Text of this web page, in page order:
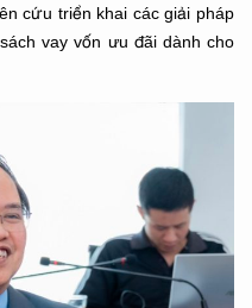
cứu triển khai các giải pháp
vay vốn ưu đãi dành cho